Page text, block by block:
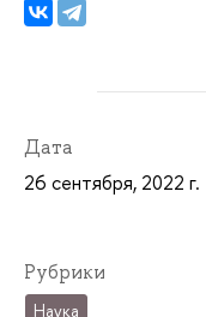
Дата
26 сентября, 2022 г.
Рубрики
Наука